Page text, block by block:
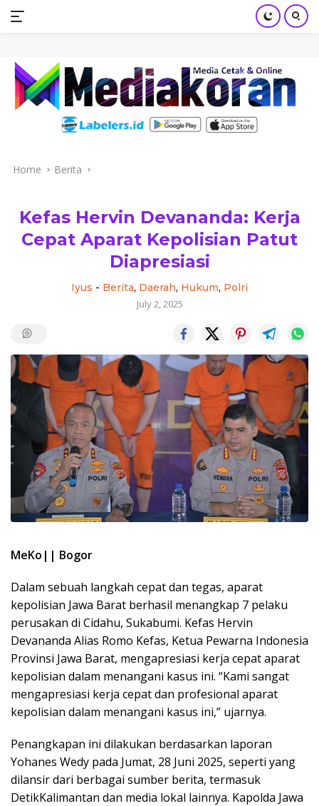
Skip
content
Home Berita
Kefas Hervin Devananda: Kerja
Cepat Aparat Kepolisian Patut
Diapresiasi
Iyus - Berita, Daerah, Hukum, Polri
July 2, 2025
MeKo|| Bogor
Dalam sebuah langkah cepat dan tegas, aparat
kepolisian Jawa Barat berhasil menangkap 7 pelaku
perusakan di Cidahu, Sukabumi. Kefas Hervin
Devananda Alias Romo Kefas, Ketua Pewarna Indonesia
Provinsi Jawa Barat, mengapresiasi kerja cepat aparat
kepolisian dalam menangani kasus ini. “Kami sangat
mengapresiasi kerja cepat dan profesional aparat
kepolisian dalam menangani kasus ini,” ujarnya.
Penangkapan ini dilakukan berdasarkan laporan
Yohanes Wedy pada Jumat, 28 Juni 2025, seperti yang
dilansir dari berbagai sumber berita, termasuk
DetikKalimantan dan media lokal lainnya. Kapolda Jawa